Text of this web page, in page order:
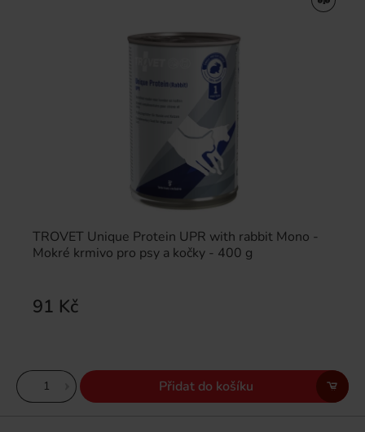
TROVET Unique Protein UPR with rabbit Mono -
Mokré krmivo pro psy a kočky - 400 g
91 Kč
Přidat do košíku